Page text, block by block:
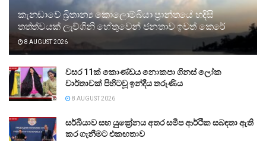
කැනඩාවේ බ්‍රිතාන්‍ය කොලොම්බියා ප්‍රාන්තයේ හදිසි
තත්ත්වයක් ලැව්ගිනි හේතුවෙන් ජනතාව ඉවත් කෙරේ
8 AUGUST 2026
වසර 11ක් කොණ්ඩය නොකපා ගිනස් ලෝක
වාර්තාවක් පිහිටවූ ඉන්දීය තරුණිය
8 AUGUST 2026
සර්බියාව සහ යුක්‍රේනය අතර සමීප ආර්ථික සබඳතා ඇති
කර ගැනීමට එකඟතාව